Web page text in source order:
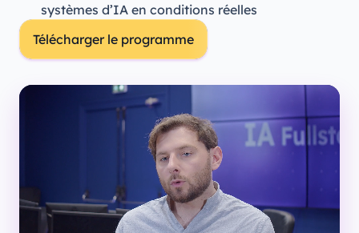
systèmes d’IA en conditions réelles
Télécharger le programme